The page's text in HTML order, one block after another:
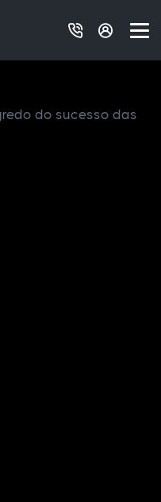
do sucesso das